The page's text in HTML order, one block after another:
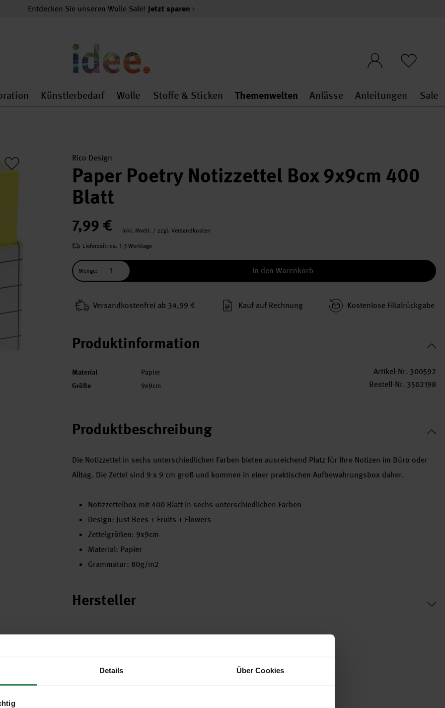
Details Über Cookies
Entdecken Sie unseren Wolle Sale! Jetzt sparen
general.openMenu
Dekoration general.openMenu
Künstlerbedarf
Künstlerbedarf general.openMenu
Wolle
Wolle general.openMenu
Stoffe & Sticken
Stoffe & Sticken general.openMenu
Themenwelten
Themenwelten
Anlässe
Anlässe
Anleitungen Sale
Rico Design
Paper Poetry Notizzettel Box 9x9cm 400
Blatt
7,99 €
inkl. MwSt. / zzgl. Versandkosten
Lieferzeit: ca. 1-3 Werktage
Menge: In den Warenkorb
Versand­kosten­frei ab 34,99 € Kauf auf Rechnung Kosten­lose Filial­rückgabe
Produktinformation
Material Papier
Größe 9x9cm
Artikel-Nr. 300592
Bestell-Nr. 3502198
Produktbeschreibung
Die Notizzettel in sechs unterschiedlichen Farben bieten ausreichend Platz für Ihre Notizen im Büro oder
Alltag. Die Zettel sind 9 x 9 cm groß und kommen in einer praktischen Aufbewahrungsbox daher.
Notizzettelbox mit 400 Blatt in sechs unterschiedlichen Farben
Design: Just Bees + Fruits + Flowers
Zettelgrößen: 9x9cm
Material: Papier
Grammatur: 80g/m2
Hersteller